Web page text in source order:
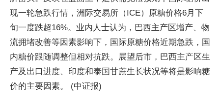
现一轮急跌行情，洲际交易所（ICE）原糖价格6月下
旬一度跌超16%。业内人士认为，巴西主产区增产、物
流拥堵改善等因素影响下，国际原糖价格近期急跌，国
内糖价跟随调整但相对抗跌。展望后市，巴西主产区生
产及出口进度、印度和泰国甘蔗生长状况等将是影响糖
价的主要因素。 (中证报)